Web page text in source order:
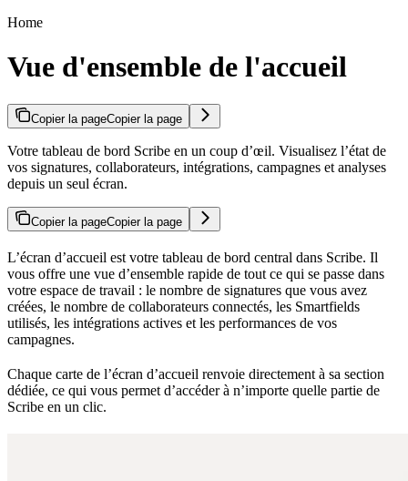
Home
Vue d'ensemble de l'accueil
Copier la pageCopier la page
Votre tableau de bord Scribe en un coup d’œil. Visualisez l’état de
vos signatures, collaborateurs, intégrations, campagnes et analyses
depuis un seul écran.
Copier la pageCopier la page
L’écran d’accueil est votre tableau de bord central dans Scribe. Il
vous offre une vue d’ensemble rapide de tout ce qui se passe dans
votre espace de travail : le nombre de signatures que vous avez
créées, le nombre de collaborateurs connectés, les Smartfields
utilisés, les intégrations actives et les performances de vos
campagnes.
Chaque carte de l’écran d’accueil renvoie directement à sa section
dédiée, ce qui vous permet d’accéder à n’importe quelle partie de
Scribe en un clic.